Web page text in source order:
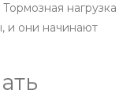
нагрузка
и они начинают